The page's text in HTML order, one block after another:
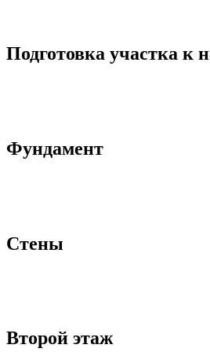
Подготовка участка к
Фундамент
Стены
Второй этаж